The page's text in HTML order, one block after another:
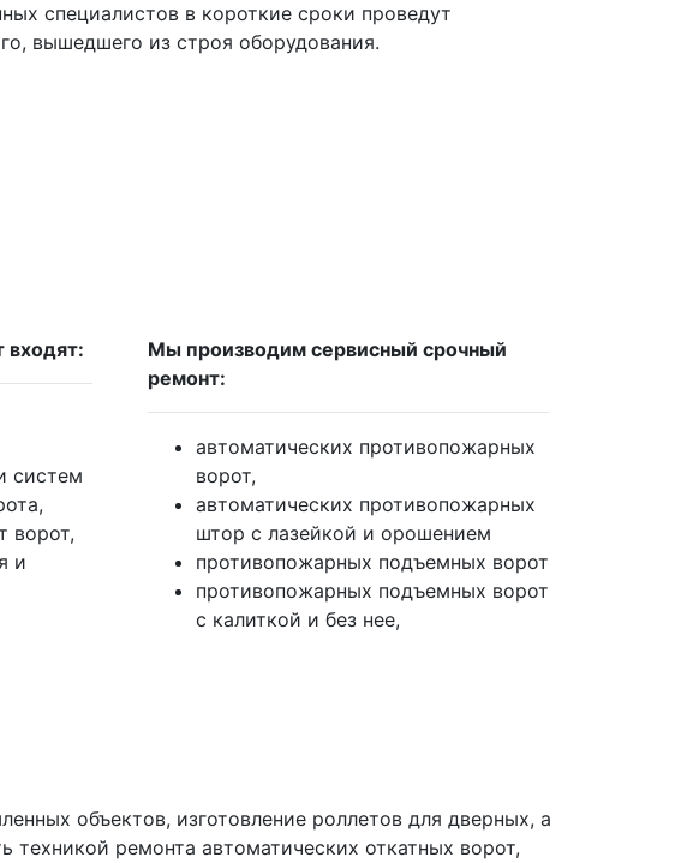
специалистов в короткие сроки проведут
вышедшего из строя оборудования.
входят:
систем
ворот,
и
Мы производим сервисный срочный
ремонт:
автоматических противопожарных
ворот,
автоматических противопожарных
штор с лазейкой и орошением
противопожарных подъемных ворот
противопожарных подъемных ворот
с калиткой и без нее,
объектов, изготовление роллетов для дверных, а
ремонта автоматических откатных ворот,